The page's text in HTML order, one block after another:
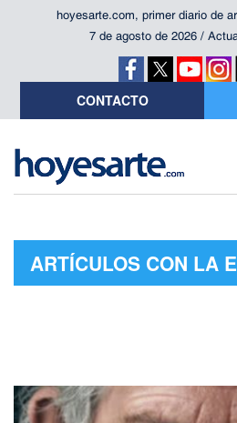
hoyesarte.com, primer diario de
7 de agosto de 2026 /
CONTACTO
ARTÍCULOS CON LA